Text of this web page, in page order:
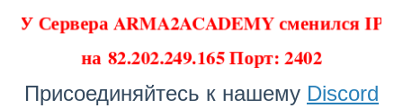
У Сервера ARMA2ACADEMY сменился IP
на 82.202.249.165 Порт: 2402
Присоединяйтесь к нашему Discord